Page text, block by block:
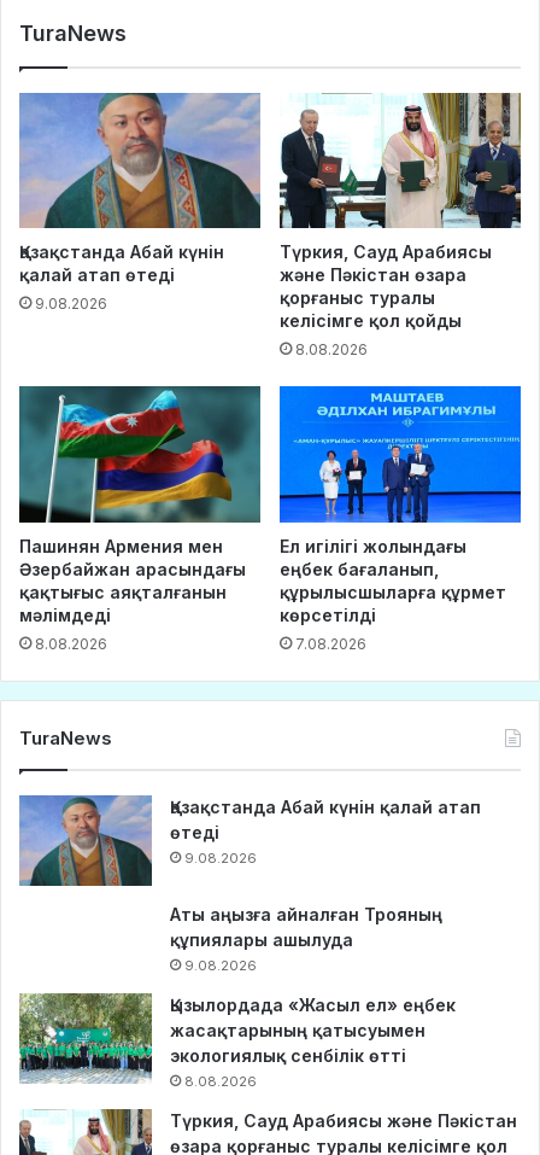
TuraNews
Қазақстанда Абай күнін
қалай атап өтеді
9.08.2026
Түркия, Сауд Арабиясы
және Пәкістан өзара
қорғаныс туралы
келісімге қол қойды
8.08.2026
Пашинян Армения мен
Әзербайжан арасындағы
қақтығыс аяқталғанын
мәлімдеді
8.08.2026
Ел игілігі жолындағы
еңбек бағаланып,
құрылысшыларға құрмет
көрсетілді
7.08.2026
TuraNews
Қазақстанда Абай күнін қалай атап
өтеді
9.08.2026
Аты аңызға айналған Трояның
құпиялары ашылуда
9.08.2026
Қызылордада «Жасыл ел» еңбек
жасақтарының қатысуымен
экологиялық сенбілік өтті
8.08.2026
Түркия, Сауд Арабиясы және Пәкістан
өзара қорғаныс туралы келісімге қол